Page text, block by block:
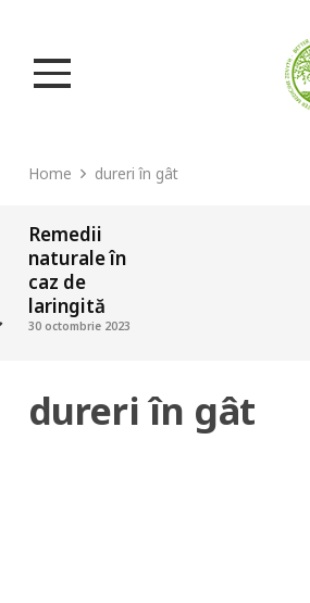
Home dureri în gât
Remedii
naturale în
caz de
laringită
30 octombrie 2023
dureri în gât